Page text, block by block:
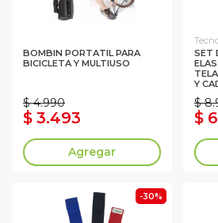
BOMBIN PORTATIL PARA
BICICLETA Y MULTIUSO
$ 4.990
$ 3.493
Agregar
SET
Y
$
$
-30%